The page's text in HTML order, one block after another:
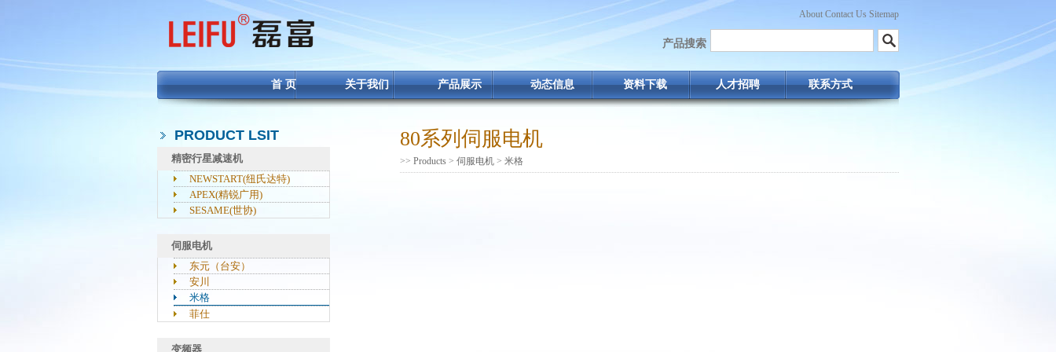
About Contact Us Sitemap
产品搜索
首 页 关于我们 产品展示 动态信息 资料下载 人才招聘 联系方式
PRODUCT LSIT
精密行星减速机
NEWSTART(纽氏达特)
APEX(精锐广用)
SESAME(世协)
伺服电机
东元（台安）
安川
米格
菲仕
变频器
80系列伺服电机
>> Products > 伺服电机 > 米格